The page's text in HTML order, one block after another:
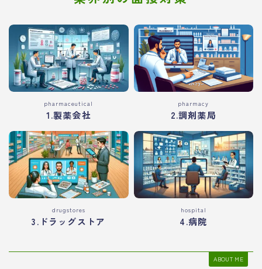
pharmaceutical
1.製薬会社
pharmacy
2.調剤薬局
drugstores
3.ドラッグストア
hospital
4.病院
ABOUT ME